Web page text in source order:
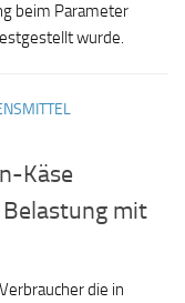
beim Parameter
wurde.
Käse
mit
die in